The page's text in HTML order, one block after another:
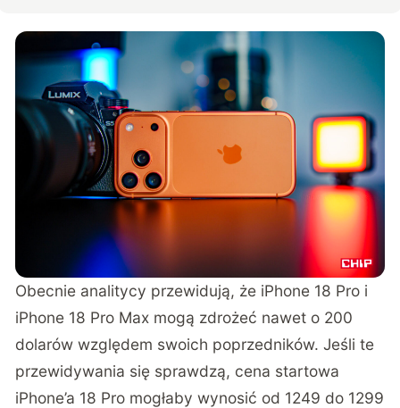
Obecnie analitycy przewidują, że iPhone 18 Pro i
iPhone 18 Pro Max mogą zdrożeć nawet o 200
dolarów względem swoich poprzedników. Jeśli te
przewidywania się sprawdzą, cena startowa
iPhone’a 18 Pro mogłaby wynosić od 1249 do 1299